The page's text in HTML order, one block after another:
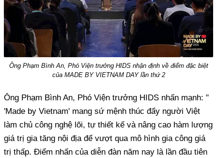
Ông Phạm Bình An, Phó Viện trưởng HIDS nhận định về điểm đặc biệt
của MADE BY VIETNAM DAY lần thứ 2
Ông Phạm Bình An, Phó Viện trưởng HIDS nhấn mạnh: "
'Made by Vietnam' mang sứ mệnh thúc đẩy người Việt
làm chủ công nghệ lõi, tự thiết kế và nâng cao hàm lượng
giá trị gia tăng nội địa để vượt qua mô hình gia công giá
trị thấp. Điểm nhấn của diễn đàn năm nay là lần đầu tiên